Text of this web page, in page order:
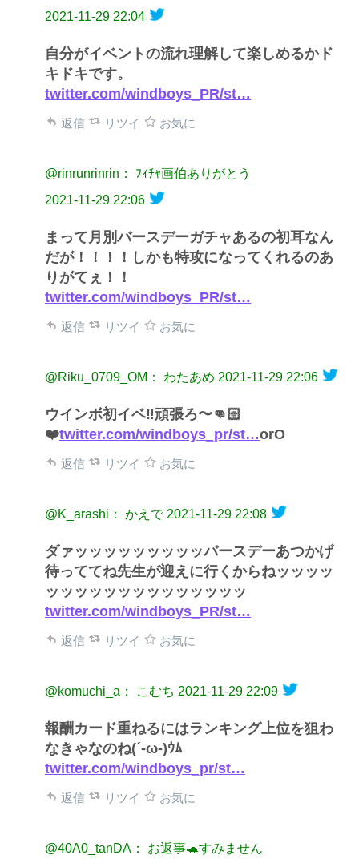
2021-11-29 22:04
自分がイベントの流れ理解して楽しめるかド
キドキです。
twitter.com/windboys_PR/st…
返信 リツイ お気に
@rinrunrinrin： ﾌｨﾁｬ画伯ありがとう
2021-11-29 22:06
まって月別バースデーガチャあるの初耳なん
だが！！！！しかも特攻になってくれるのあ
りがてぇ！！
twitter.com/windboys_PR/st…
返信 リツイ お気に
@Riku_0709_OM： わたあめ 2021-11-29 22:06
ウインボ初イベ‼️頑張ろ〜👊🏻
❤️‍twitter.com/windboys_pr/st…orO
返信 リツイ お気に
@K_arashi： かえで 2021-11-29 22:08
ダァッッッッッッッッッバースデーあつかげ
待っててね先生が迎えに行くからねッッッッ
ッッッッッッッッッッッッッッ
twitter.com/windboys_PR/st…
返信 リツイ お気に
@komuchi_a： こむち 2021-11-29 22:09
報酬カード重ねるにはランキング上位を狙わ
なきゃなのね(´-ω-)ｳﾑ
twitter.com/windboys_pr/st…
返信 リツイ お気に
@40A0_tanDA： お返事🐢すみません